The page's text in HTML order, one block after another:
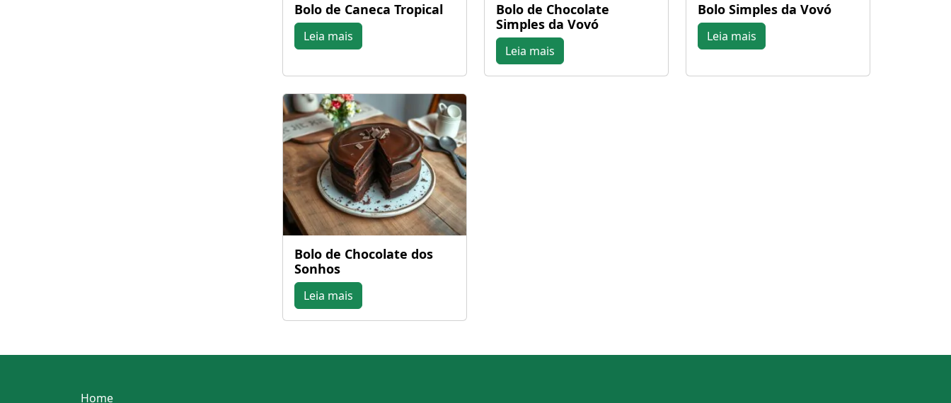
Bolo de Caneca Tropical
Leia mais
Bolo de Chocolate
Simples da Vovó
Leia mais
Bolo Simples da Vovó
Leia mais
Bolo de Chocolate dos
Sonhos
Leia mais
Home